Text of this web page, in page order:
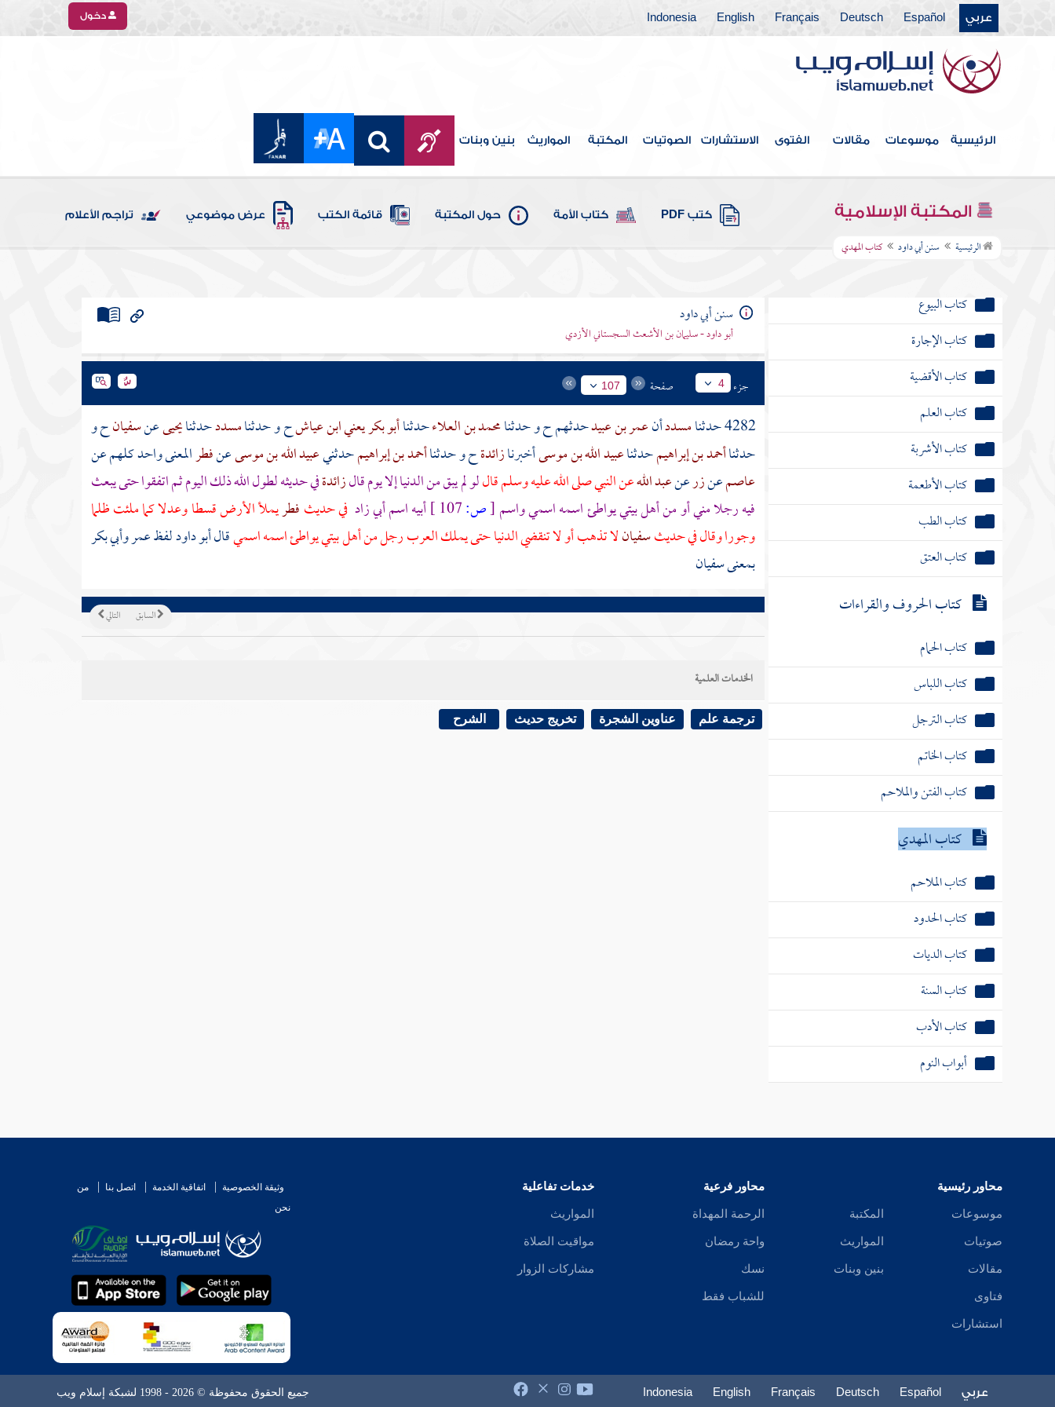
عربي Español
Deutsch
Français
English
Indonesia دخول
الرئيسية موسوعات مقالات الفتوى الاستشارات الصوتيات المكتبة المواريث بنين وبنات
المكتبة الإسلامية كتب PDF كتاب الأمة حول المكتبة قائمة الكتب عرض موضوعي تراجم الأعلام
الرئيسية سنن أبي داود كتاب المهدي
كتاب الجهاد
كتاب الضحايا
كتاب الصيد
كتاب الخراج والإمارة والفيء
كتاب البيوع
كتاب الإجارة
كتاب الأقضية
كتاب العلم
كتاب الأشربة
كتاب الأطعمة
كتاب الطب
كتاب العتق
كتاب الحروف والقراءات
كتاب الحمام
كتاب اللباس
كتاب الترجل
كتاب الخاتم
كتاب الفتن والملاحم
كتاب المهدي
كتاب الملاحم
كتاب الحدود
كتاب الديات
كتاب السنة
كتاب الأدب
أبواب النوم
سنن أبي داود
أبو داود - سليمان بن الأشعث السجستاني الأزدي
جزء 4 صفحة 107
4282 حدثنا مسددأنعمر بن عبيدحدثهم ح و حدثنامحمد بن العلاءحدثناأبو بكر يعني ابن عياشح و حدثنامسددحدثنايحيىعنسفيانح و
حدثناأحمد بن إبراهيمحدثناعبيد الله بن موسىأخبرنازائدةح و حدثناأحمد بن إبراهيمحدثنيعبيد الله بن موسىعنفطرالمعنى واحد كلهم عن
عاصمعنزرعنعبد اللهعن النبي صلى الله عليه وسلم قاللو لم يبق من الدنيا إلا يوم قالزائدةفي حديثه لطول الله ذلك اليوم ثم اتفقوا حتى يبعث
فيه رجلا مني أو من أهل بيتي يواطئ اسمه اسمي واسم[ص: أبيه اسم أبي زاد في حديثفطريملأ الأرض قسطا وعدلا كما ملئت ظلما
وجورا وقال في حديثسفيانلا تذهب أو لا تنقضي الدنيا حتى يملكالعربرجل من أهل بيتي يواطئ اسمه اسميقال أبو داود لفظعمروأبي بكر
بمعنىسفيان
التالي السابق
الخدمات العلمية
ترجمة علم عناوين الشجرة تخريج حديث الشرح
محاور رئيسية
موسوعات
صوتيات
مقالات
فتاوى
استشارات
المكتبة
المواريث
بنين وبنات
محاور فرعية
الرحمة المهداة
واحة رمضان
نسك
للشباب فقط
خدمات تفاعلية
المواريث
مواقيت الصلاة
مشاركات الزوار
وثيقة الخصوصية اتفاقية الخدمة اتصل بنا
من
نحن
عربي Español
Deutsch
Français
English
Indonesia جميع الحقوق محفوظة © 2026 - 1998 لشبكة إسلام ويب